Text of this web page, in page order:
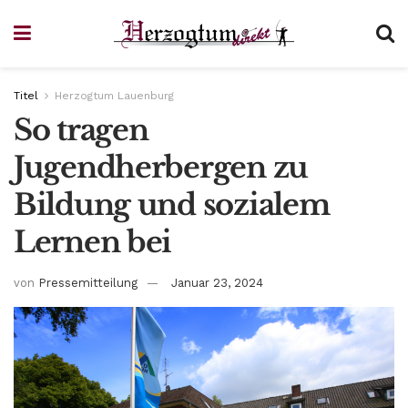
Titel Herzogtum Lauenburg
So tragen
Jugendherbergen zu
Bildung und sozialem
Lernen bei
von Pressemitteilung Januar 23, 2024